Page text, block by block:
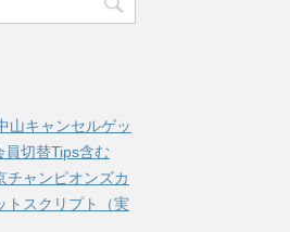
山キャンセルゲッ
切替Tips含む
チャンピオンズカ
トスクリプト（実